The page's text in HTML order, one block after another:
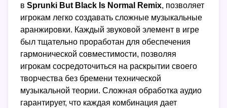
в Sprunki But Black Is Normal Remix, позволяет
игрокам легко создавать сложные музыкальные
аранжировки. Каждый звуковой элемент в игре
был тщательно проработан для обеспечения
гармонической совместимости, позволяя
игрокам сосредоточиться на раскрытии своего
творчества без бремени технической
музыкальной теории. Сложная обработка аудио
гарантирует, что каждая комбинация дает